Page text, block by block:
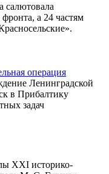
салютовала
а 24 частям
операция
Ленинградской
в Прибалтику
задач
XXI историко-